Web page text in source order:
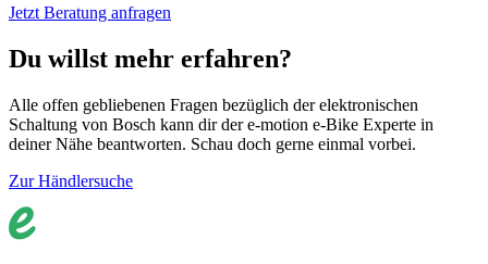
Jetzt Beratung anfragen
Du willst mehr erfahren?
Alle offen gebliebenen Fragen bezüglich der elektronischen
Schaltung von Bosch kann dir der e-motion e-Bike Experte in
deiner Nähe beantworten. Schau doch gerne einmal vorbei.
Zur Händlersuche